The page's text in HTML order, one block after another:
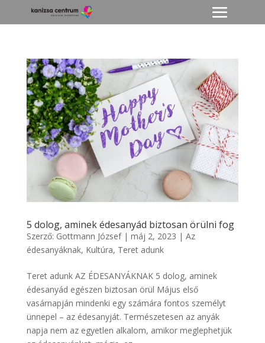
5 dolog, aminek édesanyád biztosan örülni fog
Szerző: Gottmann József| máj 2, 2023 | Az
édesanyáknak, Kultúra, Teret adunk
Teret adunk AZ ÉDESANYÁKNAK 5 dolog, aminek
édesanyád egészen biztosan örül Május első
vasárnapján mindenki egy számára fontos személyt
ünnepel – az édesanyját. Természetesen az anyák
napja nem az egyetlen alkalom, amikor meglephetjük